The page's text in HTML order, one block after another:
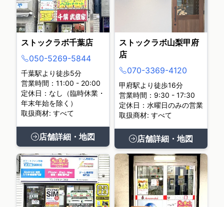
ストックラボ千葉店
050-5269-5844
千葉駅より徒歩5分
営業時間：11:00 - 20:00
定休日：なし（臨時休業・
年末年始を除く）
取扱商材: すべて
店舗詳細・地図
ストックラボ山梨甲府
店
070-3369-4120
甲府駅より徒歩16分
営業時間：9:30 - 17:30
定休日：水曜日のみの営業
取扱商材: すべて
店舗詳細・地図